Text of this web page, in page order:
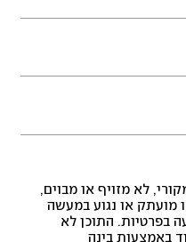
לא מזויף או מבוים,
מועתק או נגוע במעשה
בפרטיות. התוכן לא
באמצעות בינה